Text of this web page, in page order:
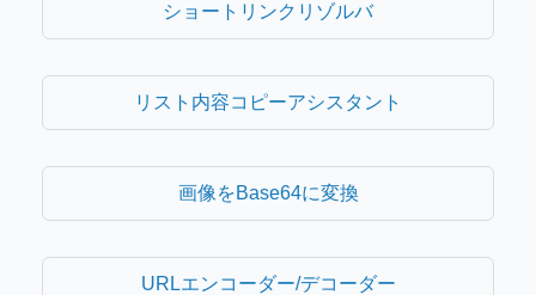
ショートリンクリゾルバ
リスト内容コピーアシスタント
画像をBase64に変換
URLエンコーダー/デコーダー